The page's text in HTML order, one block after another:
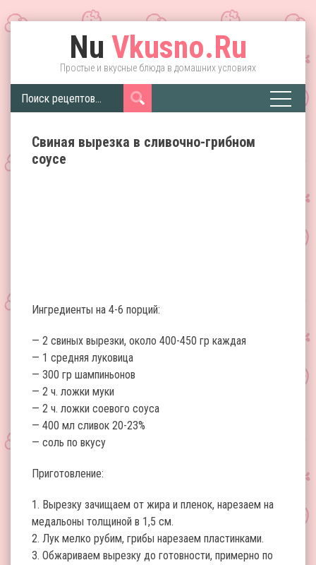
Nu Vkusno.Ru
Простые и вкусные блюда в домашних условиях
Свиная вырезка в сливочно-грибном
соусе
Ингредиенты на 4-6 порций:
— 2 свиных вырезки, около 400-450 гр каждая
— 1 средняя луковица
— 300 гр шампиньонов
— 2 ч. ложки муки
— 2 ч. ложки соевого соуса
— 400 мл сливок 20-23%
— соль по вкусу
Приготовление:
1. Вырезку зачищаем от жира и пленок, нарезаем на
медальоны толщиной в 1,5 см.
2. Лук мелко рубим, грибы нарезаем пластинками.
3. Обжариваем вырезку до готовности, примерно по